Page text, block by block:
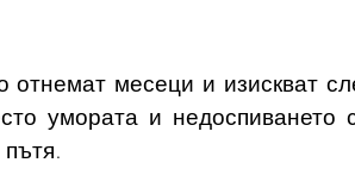
отнемат месеци и изискват
умората и недоспиването